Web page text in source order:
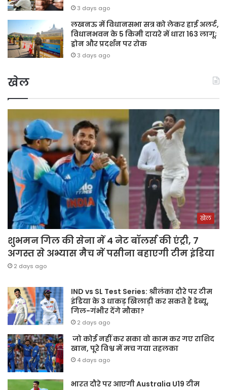
3 days ago
लखनऊ में विधानसभा सत्र को लेकर हाई अलर्ट,
विधानभवन के 5 किमी दायरे में धारा 163 लागू;
ड्रोन और प्रदर्शन पर रोक
3 days ago
खेल
खेल
शुभमन गिल की सेना में 4 नेट बॉलर्स की एंट्री, 7
अगस्त से अभ्यास मैच में पसीना बहाएगी टीम इंडिया
2 days ago
IND vs SL Test Series: श्रीलंका दौरे पर टीम
इंडिया के 3 धाकड़ खिलाड़ी कर सकते हैं डेब्यू,
गिल-गंभीर देंगे मौका?
2 days ago
जो कोई नहीं कर सका वो काम कर गए राशिद
खान, पूरे विश्व में मच गया तहलका
4 days ago
भारत दौरे पर आएगी Australia U19 टीम